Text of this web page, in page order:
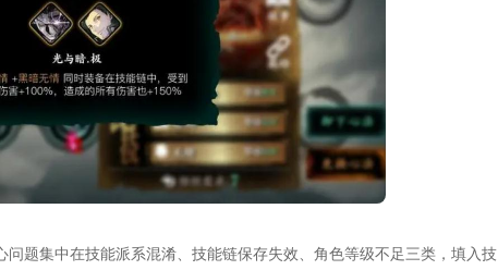
题集中在技能派系混淆、技能链保存失效、角色等级不足三类，填入技